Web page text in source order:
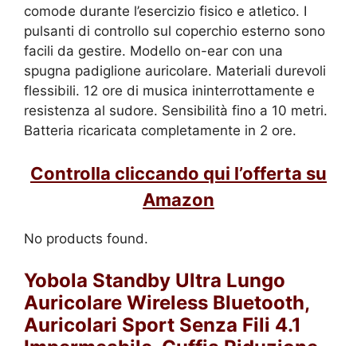
comode durante l’esercizio fisico e atletico. I
pulsanti di controllo sul coperchio esterno sono
facili da gestire. Modello on-ear con una
spugna padiglione auricolare. Materiali durevoli
flessibili. 12 ore di musica ininterrottamente e
resistenza al sudore. Sensibilità fino a 10 metri.
Batteria ricaricata completamente in 2 ore.
Controlla cliccando qui l’offerta su
Amazon
No products found.
Yobola Standby Ultra Lungo
Auricolare Wireless Bluetooth,
Auricolari Sport Senza Fili 4.1